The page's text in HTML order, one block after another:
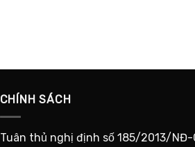
CHÍNH SÁCH
Tuân thủ nghị định số 185/2013/NĐ-